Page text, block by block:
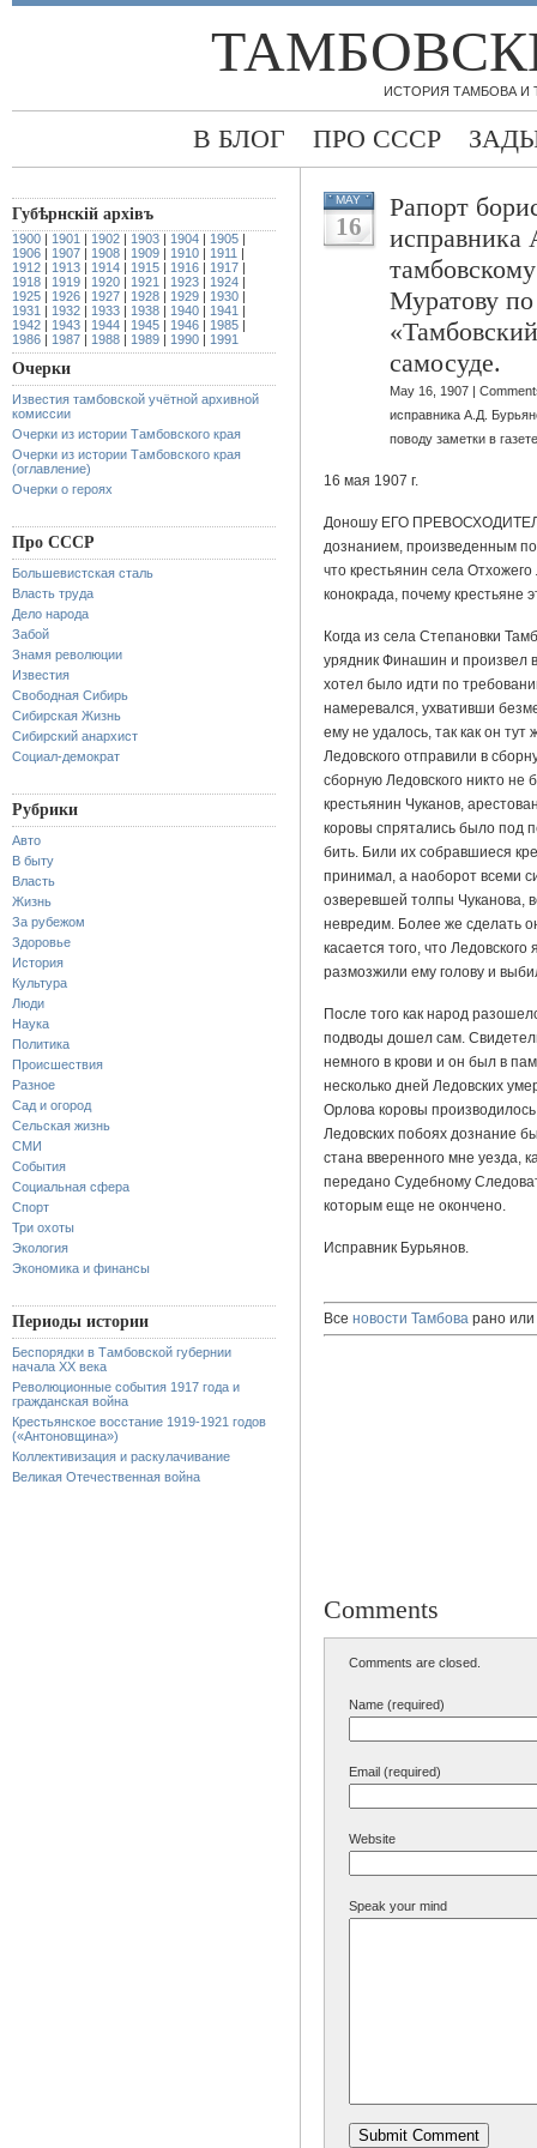
ИСТОРИЯ ТАМБОВА
В БЛОГ ПРО СССР
Губѣрнскiй архiвъ
1900 | 1901 | 1902 | 1903 | 1904 | 1905 |
1906 | 1907 | 1908 | 1909 | 1910 | 1911 |
1912 | 1913 | 1914 | 1915 | 1916 | 1917 |
1918 | 1919 | 1920 | 1921 | 1923 | 1924 |
1925 | 1926 | 1927 | 1928 | 1929 | 1930 |
1931 | 1932 | 1933 | 1938 | 1940 | 1941 |
1942 | 1943 | 1944 | 1945 | 1946 | 1985 |
1986 | 1987 | 1988 | 1989 | 1990 | 1991
Очерки
Известия тамбовской учётной архивной
комиссии
Очерки из истории Тамбовского края
Очерки из истории Тамбовского края
(оглавление)
Очерки о героях
Про СССР
Большевистская сталь
Власть труда
Дело народа
Забой
Знамя революции
Известия
Свободная Сибирь
Сибирская Жизнь
Сибирский анархист
Социал-демократ
Рубрики
Авто
В быту
Власть
Жизнь
За рубежом
Здоровье
История
Культура
Люди
Наука
Политика
Происшествия
Разное
Сад и огород
Сельская жизнь
СМИ
События
Социальная сфера
Спорт
Три охоты
Экология
Экономика и финансы
Периоды истории
Беспорядки в Тамбовской губернии
начала XX века
Революционные события 1917 года и
гражданская война
Крестьянское восстание 1919-1921 годов
(«Антоновщина»)
Коллективизация и раскулачивание
Великая Отечественная война
MAY
16
Рапорт
исправника
Муратову по
самосуде.
May 16, 1907 |
исправника А.Д.
поводу заметки в
16 мая 1907 г.
Доношу ЕГО
дознанием, произведенным
что крестьянин села
конокрада, почему крестьяне
Когда из села Степановки
урядник Финашин и произвел
хотел было идти по
намеревался, ухвативши
ему не удалось, так как он
Ледовского отправили в
сборную Ледовского никто не
крестьянин Чуканов,
коровы спрятались было под
бить. Били их собравшиеся
принимал, а наоборот всеми
озверевшей толпы Чуканова,
невредим. Более же сделать
касается того, что
размозжили ему голову и
После того как народ
подводы дошел сам.
немного в крови и он был в
несколько дней Ледовских
Орлова коровы
Ледовских побоях дознание
стана вверенного мне уезда,
передано Судебному
которым еще не окончено.
Исправник Бурьянов.
Все новости Тамбова рано или
Comments
Comments are closed.
Name (required)
Email (required)
Website
Speak your mind